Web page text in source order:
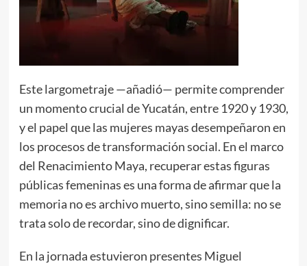
Este largometraje —añadió— permite comprender
un momento crucial de Yucatán, entre 1920 y 1930,
y el papel que las mujeres mayas desempeñaron en
los procesos de transformación social. En el marco
del Renacimiento Maya, recuperar estas figuras
públicas femeninas es una forma de afirmar que la
memoria no es archivo muerto, sino semilla: no se
trata solo de recordar, sino de dignificar.
En la jornada estuvieron presentes Miguel